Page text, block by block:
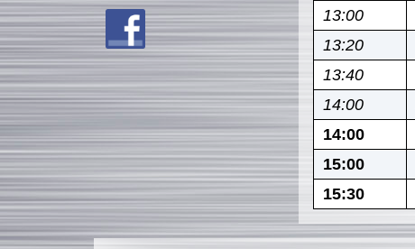
13:00
13:20
13:40
14:00
14:00
15:00
15:30